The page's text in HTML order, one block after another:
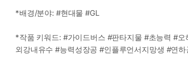
*배경/분야: #현대물 #GL
*작품 키워드: #가이드버스 #판타지물 #초능력 #
외강내유수 #능력성장공 #인플루언서지망생 #연